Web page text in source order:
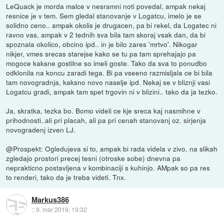
LeQuack je morda malce v nesramni noti povedal, ampak nekaj
resnice je v tem. Sem gledal stanovanje v Logatcu, imelo je se
solidno ceno.. ampak okolis je drugacen, pa bi rekel, da Logatec ni
ravno vas, ampak v 2 tednih sva bila tam skoraj vsak dan, da bi
spoznala okolico, obcino ipd.. in je bilo zares 'mrtvo'. Nikogar
nikjer, vmes srecas starejse kako se tu pa tam sprehajajo pa
mogoce kaksne gostilne so imeli goste. Tako da sva to ponudbo
odklonila na koncu zaradi tega. Bi pa vseeno razmisljala ce bi bila
tam novogradnja, kaksno novo naselje ipd. Nekaj se v bliznji vasi
Logatcu gradi, ampak tam spet trgovin ni v blizini.. tako da ja tezko.
Ja, skratka, tezka bo. Bomo videli ce kje sreca kaj nasmihne v
prihodnosti..ali pri placah, ali pa pri cenah stanovanj oz. sirjenja
novogradenj izven LJ.
@Prospekt: Ogledujeva si to, ampak bi rada videla v zivo, na slikah
zgledajo prostori precej tesni (otroske sobe) dnevna pa
neprakticno postavljena v kombinaciji s kuhinjo. AMpak so pa res
to renderi, tako da je treba videti. Tnx.
Markus386
::9. mar 2019, 19:32